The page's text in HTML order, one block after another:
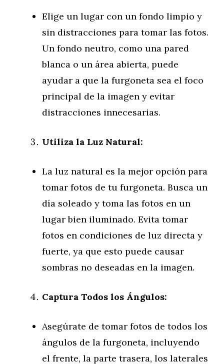
Elige un lugar con un fondo limpio y
sin distracciones para tomar las fotos.
Un fondo neutro, como una pared
blanca o un área abierta, puede
ayudar a que la furgoneta sea el foco
principal de la imagen y evitar
distracciones innecesarias.
Utiliza la Luz Natural:
La luz natural es la mejor opción para
tomar fotos de tu furgoneta. Busca un
día soleado y toma las fotos en un
lugar bien iluminado. Evita tomar
fotos en condiciones de luz directa y
fuerte, ya que esto puede causar
sombras no deseadas en la imagen.
Captura Todos los Ángulos:
Asegúrate de tomar fotos de todos los
ángulos de la furgoneta, incluyendo
el frente, la parte trasera, los laterales